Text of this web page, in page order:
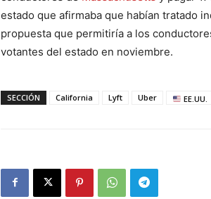
estado que afirmaba que habían tratado
propuesta que permitiría a los
votantes del estado en noviembre.
SECCIÓN California Lyft Uber EE.UU.